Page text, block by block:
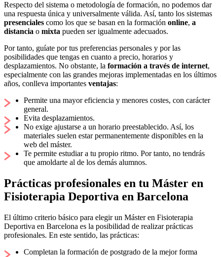
Respecto del sistema o metodología de formación, no podemos dar
una respuesta única y universalmente válida. Así, tanto los sistemas
presenciales como los que se basan en la formación online, a
distancia o mixta pueden ser igualmente adecuados.
Por tanto, guíate por tus preferencias personales y por las
posibilidades que tengas en cuanto a precio, horarios y
desplazamientos. No obstante, la formación a través de internet,
especialmente con las grandes mejoras implementadas en los últimos
años, conlleva importantes ventajas:
Permite una mayor eficiencia y menores costes, con carácter
general.
Evita desplazamientos.
No exige ajustarse a un horario preestablecido. Así, los
materiales suelen estar permanentemente disponibles en la
web del máster.
Te permite estudiar a tu propio ritmo. Por tanto, no tendrás
que amoldarte al de los demás alumnos.
Prácticas profesionales en tu Máster en
Fisioterapia Deportiva en Barcelona
El último criterio básico para elegir un Máster en Fisioterapia
Deportiva en Barcelona es la posibilidad de realizar prácticas
profesionales. En este sentido, las prácticas:
Completan la formación de postgrado de la mejor forma